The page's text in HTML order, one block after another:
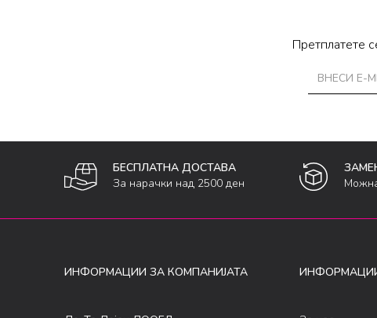
Претплатете
БЕСПЛАТНА ДОСТАВА
За нарачки над 2500 ден
ИНФОРМАЦИИ ЗА КОМПАНИЈАТА